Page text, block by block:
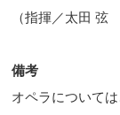
（指揮／太田 弦
備考
オペラについて